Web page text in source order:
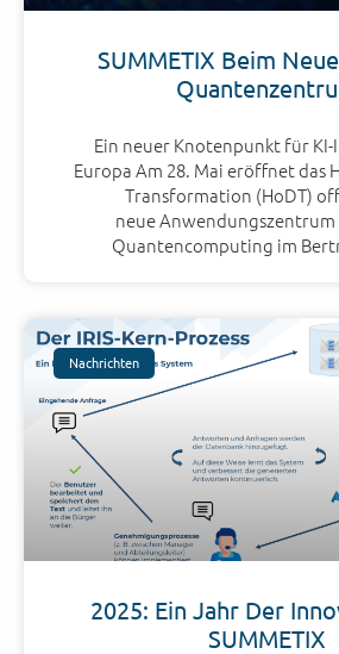
SUMMETIX Beim
Ein neuer Knotenpunkt für
Europa Am 28. Mai eröffnet das
Transformation (HoDT)
neue Anwendungszentrum
Quantencomputing im
Nachrichten
2025: Ein Jahr Der
SUMMETIX